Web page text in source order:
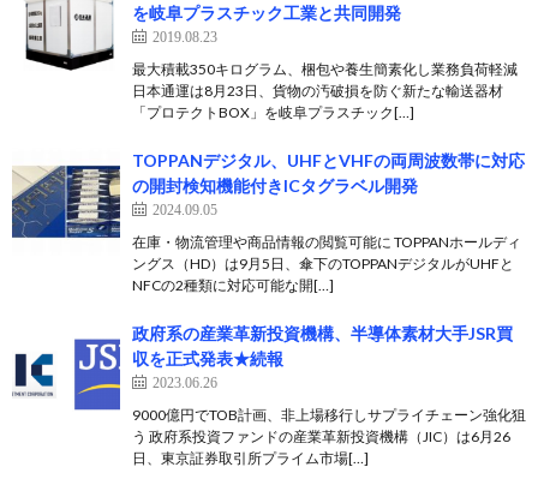
を岐阜プラスチック工業と共同開発
2019.08.23
最大積載350キログラム、梱包や養生簡素化し業務負荷軽減
日本通運は8月23日、貨物の汚破損を防ぐ新たな輸送器材
「プロテクトBOX」を岐阜プラスチック[…]
TOPPANデジタル、UHFとVHFの両周波数帯に対応
の開封検知機能付きICタグラベル開発
2024.09.05
在庫・物流管理や商品情報の閲覧可能に TOPPANホールディ
ングス（HD）は9月5日、傘下のTOPPANデジタルがUHFと
NFCの2種類に対応可能な開[…]
政府系の産業革新投資機構、半導体素材大手JSR買
収を正式発表★続報
2023.06.26
9000億円でTOB計画、非上場移行しサプライチェーン強化狙
う 政府系投資ファンドの産業革新投資機構（JIC）は6月26
日、東京証券取引所プライム市場[…]